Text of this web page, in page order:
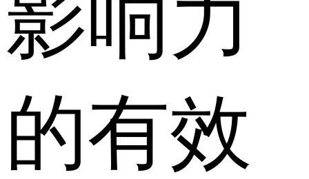
影响力
的有效